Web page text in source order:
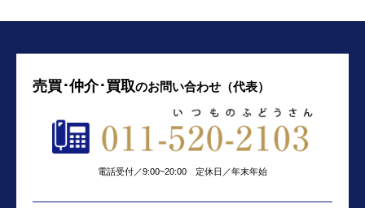
売買･仲介･買取のお問い合わせ（代表）
電話受付／9:00~20:00 定休日／年末年始